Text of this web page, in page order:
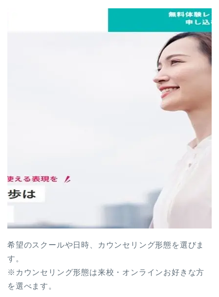
希望のスクールや日時、カウンセリング形態を選びま
す。
※カウンセリング形態は来校・オンラインお好きな方
を選べます。